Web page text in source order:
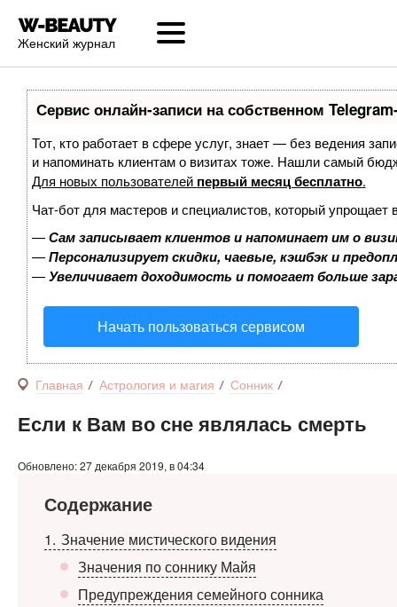
Женский журнал
Сервис онлайн-записи на собственном
Тот, кто работает в сфере услуг, знает — без ведения
и напоминать клиентам о визитах тоже. Нашли самый
Для новых пользователей первый месяц бесплатно.
Чат-бот для мастеров и специалистов, который упрощает
—Сам записывает клиентов и напоминает им о
—Персонализирует скидки, чаевые, кэшбэк и
—Увеличивает доходимость и помогает больше
Начать пользоваться сервисом
Главная Астрология и магия Сонник
Если к Вам во сне являлась смерть
Обновлено: 27 декабря 2019, в 04:34
Содержание
1 Значение мистического видения
Значения по соннику Майя
Предупреждения семейного сонника